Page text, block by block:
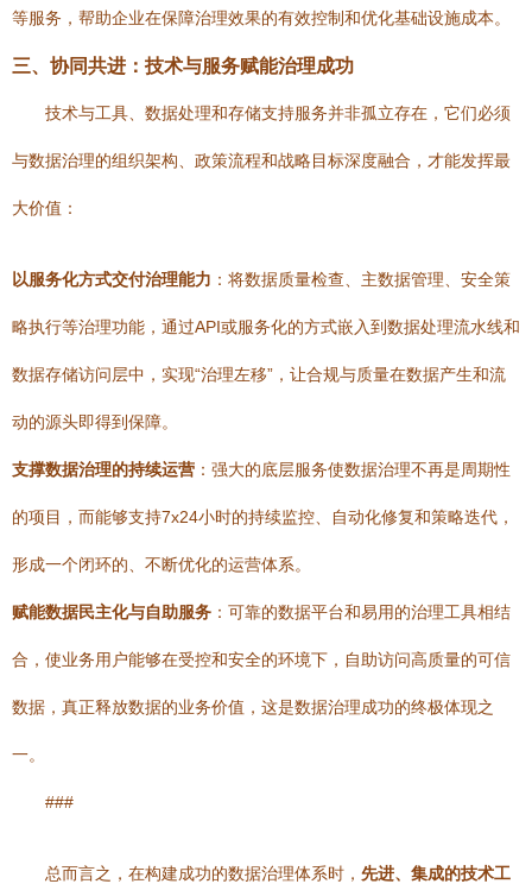
等服务，帮助企业在保障治理效果的有效控制和优化基础设施成本。
三、协同共进：技术与服务赋能治理成功
技术与工具、数据处理和存储支持服务并非孤立存在，它们必须
与数据治理的组织架构、政策流程和战略目标深度融合，才能发挥最
大价值：
以服务化方式交付治理能力 ：将数据质量检查、主数据管理、安全策
略执行等治理功能，通过API或服务化的方式嵌入到数据处理流水线和
数据存储访问层中，实现“治理左移”，让合规与质量在数据产生和流
动的源头即得到保障。
支撑数据治理的持续运营 ：强大的底层服务使数据治理不再是周期性
的项目，而能够支持7x24小时的持续监控、自动化修复和策略迭代，
形成一个闭环的、不断优化的运营体系。
赋能数据民主化与自助服务 ：可靠的数据平台和易用的治理工具相结
合，使业务用户能够在受控和安全的环境下，自助访问高质量的可信
数据，真正释放数据的业务价值，这是数据治理成功的终极体现之
一。
###
总而言之，在构建成功的数据治理体系时， 先进、集成的技术工